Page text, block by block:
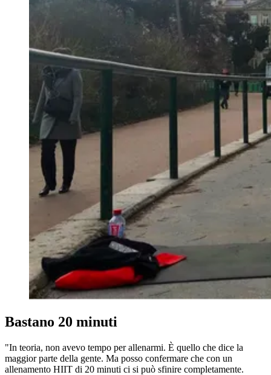
Bastano 20 minuti
"In teoria, non avevo tempo per allenarmi. È quello che dice la
maggior parte della gente. Ma posso confermare che con un
allenamento HIIT di 20 minuti ci si può sfinire completamente.